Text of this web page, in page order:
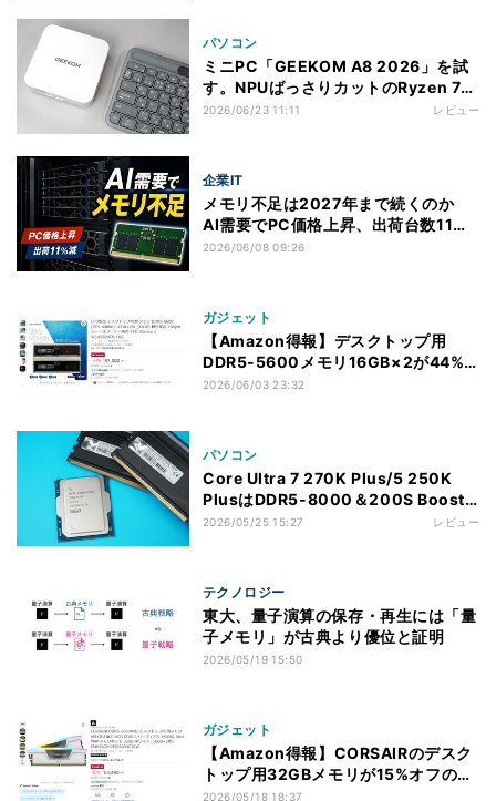
パソコン
ミニPC「GEEKOM A8 2026」を試
す。NPUばっさりカットのRyzen 7
8745HS搭載、DDR5 16GB+1TB
2026/06/23 11:11 レビュー
企業IT
メモリ不足は2027年まで続くのか
AI需要でPC価格上昇、出荷台数11%
減の予測
2026/06/08 09:26
ガジェット
【Amazon得報】デスクトップ用
DDR5-5600メモリ16GB×2が44%
オフの57,000円！
2026/06/03 23:32
パソコン
Core Ultra 7 270K Plus/5 250K
PlusはDDR5-8000＆200S Boost
でさらに伸びるのか？
2026/05/25 15:27 レビュー
テクノロジー
東大、量子演算の保存・再生には「量
子メモリ」が古典より優位と証明
2026/05/19 15:50
ガジェット
【Amazon得報】CORSAIRのデスク
トップ用32GBメモリが15%オフの
63,490円！
2026/05/18 18:37